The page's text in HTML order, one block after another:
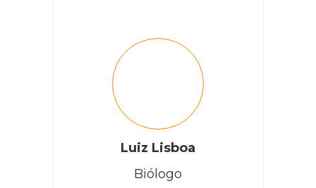
Luiz Lisboa
Biólogo